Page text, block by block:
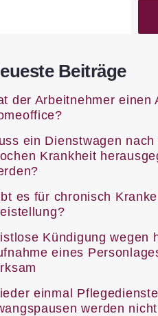
Beiträge
der Arbeitnehmer einen
ein Dienstwagen nach
Krankheit
es für chronisch
Kündigung wegen
eines
einmal
werden